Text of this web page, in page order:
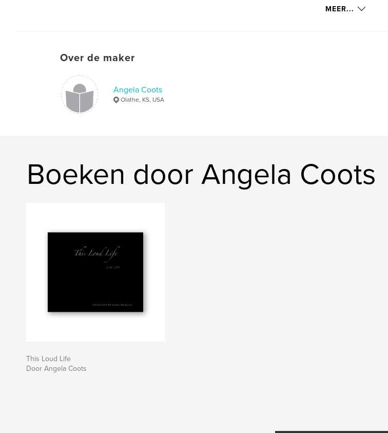
MEER...
Over de maker
Angela Coots
Olathe, KS, USA
Boeken door Angela Coots
This Loud Life
Door Angela Coots